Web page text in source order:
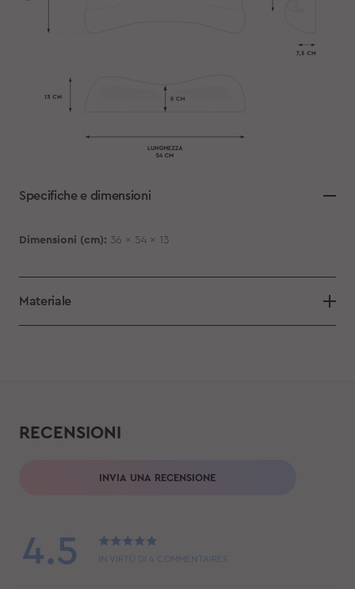
Specifiche e dimensioni
Dimensioni (cm): 36 x 54 x 13
Materiale
RECENSIONI
INVIA UNA RECENSIONE
4.5 IN VIRTÙ DI 4 COMMENTAIRES